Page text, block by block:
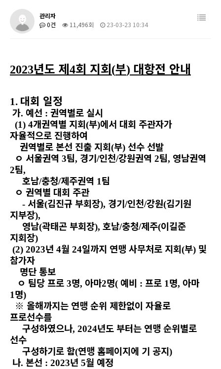
관리자
0건
11,496회 23-03-23 10:34
2023년도 제4회 지회(부) 대항전 안내
1. 대회 일정
가. 예선 : 권역별로 실시
(1) 4개권역별 지회(부)에서 대회 주관자가
자율적으로 진행하여
권역별로 본선 진출 지회(부) 선수 선발
ㅇ 서울권역 3팀, 경기/인천/강원권역 2팀, 영남권역
2팀,
호남/충청/제주권역 1팀
ㅇ 권역별 대회 주관
- 서울(김진규 부회장), 경기/인천/강원(김기원
지부장),
영남(곽태곤 부회장), 호남/충청/제주(이길준
지회장)
(2) 2023년 4월 24일까지 연맹 사무처로 지회(부) 및
참가자
명단 통보
ㅇ 팀당 프로 3명, 아마2명( 예비 : 프로 1명, 아마
1명)
※ 올해까지는 연맹 순위 제한없이 자율로
프로선수를
구성하였으나, 2024년도 부터는 연맹 순위별로
선수
구성하기로 함(연맹 홈페이지에 기 공지)
나. 본선 : 2023년 5월 예정